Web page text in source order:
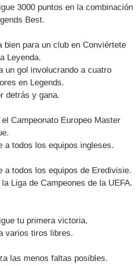
3000 puntos en la combinación
Best.
bien para un club en Conviértete
Leyenda.
un gol involucrando a cuatro
en Legends.
detrás y gana.
el Campeonato Europeo Master
a todos los equipos ingleses.
a todos los equipos de Eredivisie.
la Liga de Campeones de la UEFA.
tu primera victoria.
varios tiros libres.
las menos faltas posibles.